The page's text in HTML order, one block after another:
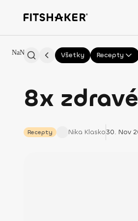
Všetky Recepty
8x
Recepty Nika Klasko30. Nov
NaN